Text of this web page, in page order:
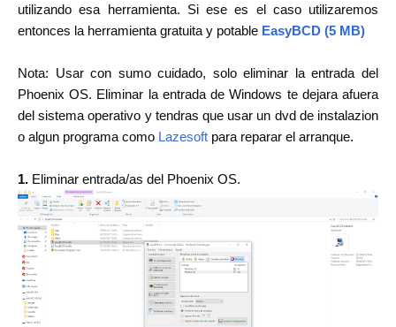
utilizando esa herramienta. Si ese es el caso utilizaremos
entonces la herramienta gratuita y potable EasyBCD (5 MB)
Nota: Usar con sumo cuidado, solo eliminar la entrada del
Phoenix OS. Eliminar la entrada de Windows te dejara afuera
del sistema operativo y tendras que usar un dvd de instalazion
o algun programa como Lazesoft para reparar el arranque.
1. Eliminar entrada/as del Phoenix OS.